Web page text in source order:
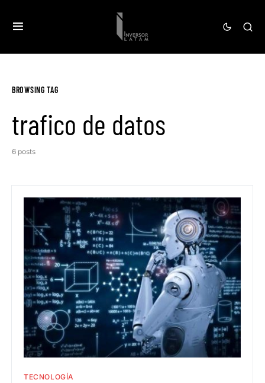
BROWSING TAG
trafico de datos
6 posts
TECNOLOGÍA